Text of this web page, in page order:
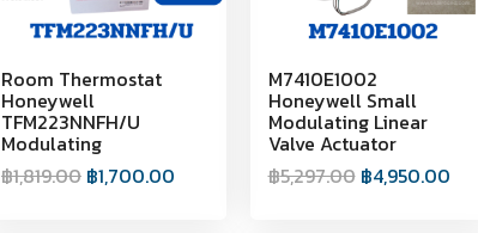
Room Thermostat
Honeywell
TFM223NNFH/U
Modulating
฿1,819.00 ฿1,700.00
M7410E1002
Honeywell Small
Modulating Linear
Valve Actuator
฿5,297.00 ฿4,950.00